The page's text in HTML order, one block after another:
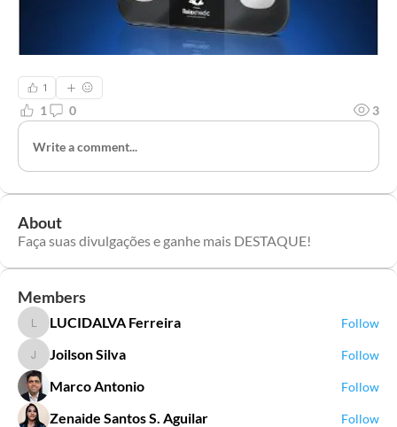
1
1 0 3
Write a comment...
About
Faça suas divulgações e ganhe mais DESTAQUE!
Members
LUCIDALVA Ferreira
LUCIDALVA Ferreira Follow
Joilson Silva
Joilson Silva Follow
Marco Antonio Follow
Zenaide Santos S. Aguilar Follow